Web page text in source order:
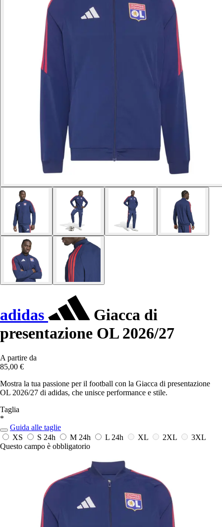
adidas
Giacca di
presentazione OL 2026/27
A partire da
85,00 €
Mostra la tua passione per il football con la Giacca di presentazione
OL 2026/27 di adidas, che unisce performance e stile.
Taglia
*
Guida alle taglie
XS
S 24h M 24h L 24h XL 2XL
3XL
Questo campo è obbligatorio